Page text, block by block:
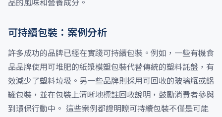
品的風味和營養成分。
可持續包裝：案例分析
許多成功的品牌已經在實踐可持續包裝。例如，一些有機食
品品牌使用可堆肥的紙漿模塑包裝代替傳統的塑料託盤，有
效減少了塑料垃圾。另一些品牌則採用可回收的玻璃瓶或鋁
罐包裝，並在包裝上清晰地標註回收說明，鼓勵消費者參與
到環保行動中。 這些案例都證明瞭可持續包裝不僅是可能